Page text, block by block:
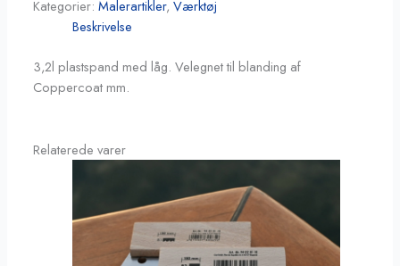
Kategorier:Malerartikler,Værktøj
Beskrivelse
3,2l plastspand med låg. Velegnet til blanding af
Coppercoat mm.
Relaterede varer